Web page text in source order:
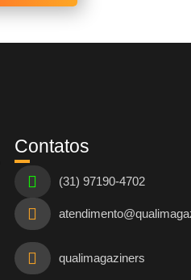
Contatos
(31) 97190-4702
qualimagaziners